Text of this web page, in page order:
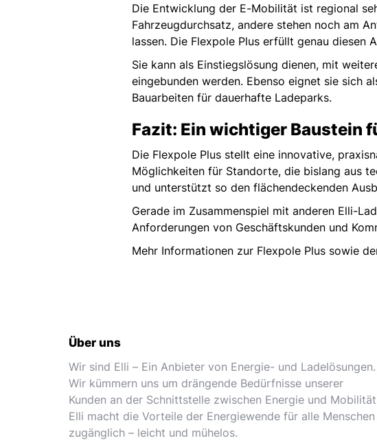
Die Entwicklung der E-Mobilität ist regional
Fahrzeugdurchsatz, andere stehen noch am
lassen. Die Flexpole Plus erfüllt genau diesen
Sie kann als Einstiegslösung dienen, mit
eingebunden werden. Ebenso eignet sie sich
Bauarbeiten für dauerhafte Ladeparks.
Fazit: Ein wichtiger Baustein
Die Flexpole Plus stellt eine innovative,
Möglichkeiten für Standorte, die bislang aus
und unterstützt so den flächendeckenden
Gerade im Zusammenspiel mit anderen Elli-
Anforderungen von Geschäftskunden und
Mehr Informationen zur Flexpole Plus sowie
Über uns
Wir sind Elli – Ein Anbieter von Energie- und Ladelösungen.
Wir kümmern uns um drängende Bedürfnisse unserer
Kunden an der Schnittstelle zwischen Energie und
Elli macht die Vorteile der Energiewende für alle Menschen
zugänglich – leicht und mühelos.